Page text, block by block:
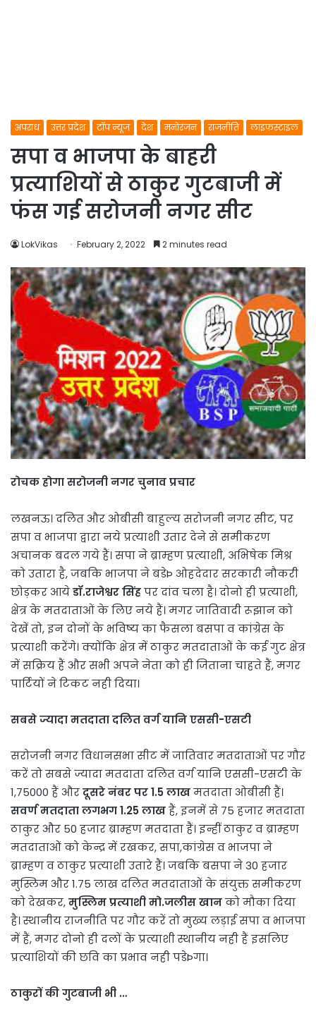
अपराध उत्तर प्रदेश टॉप न्यूज देश मनोरंजन राजनीति लाइफस्टाइल
सपा व भाजपा के बाहरी
प्रत्याशियों से ठाकुर गुटबाजी में
फंस गई सरोजनी नगर सीट
LokVikas February 2, 2022 2 minutes read
रोचक होगा सरोजनी नगर चुनाव प्रचार
लखनऊ। दलित और ओबीसी बाहुल्य सरोजनी नगर सीट, पर
सपा व भाजपा द्वारा नये प्रत्याशी उतार देने से समीकरण
अचानक बदल गये हैं। सपा ने ब्राम्हण प्रत्याशी, अभिषेक मिश्र
को उतारा है, जबकि भाजपा ने बडेÞ ओहदेदार सरकारी नौकरी
छोड़कर आयेडॉ.राजेश्वर सिंहपर दांव चला है। दोनो ही प्रत्याशी,
क्षेत्र के मतदाताओं के लिए नये हैं। मगर जातिवादी रूझान को
देखें तो, इन दोनों के भविष्य का फैसला बसपा व कांग्रेस के
प्रत्याशी करेंगे। क्योंकि क्षेत्र में ठाकुर मतदाताओं के कई गुट क्षेत्र
में सक्रिय हैं और सभी अपने नेता को ही जिताना चाहते हैं, मगर
पार्टियों ने टिकट नही दिया।
सबसे ज्यादा मतदाता दलित वर्ग यानि एससी-एसटी
सरोजनी नगर विधानसभा सीट में जातिवार मतदाताओं पर गौर
करें तो सबसे ज्यादा मतदाता दलित वर्ग यानि एससी-एसटी के
1,75000 हैं औरदूसरे नंबर पर 1.5 लाखमतदाता ओबीसी हैं।
सवर्ण मतदाता लगभग 1.25 लाखहैं, इनमें से 75 हजार मतदाता
ठाकुर और 50 हजार ब्राम्हण मतदाता हैं। इन्हीं ठाकुर व ब्राम्हण
मतदाताओं को केन्द्र में रखकर, सपा,कांग्रेस व भाजपा ने
ब्राम्हण व ठाकुर प्रत्याशी उतारे हैं। जबकि बसपा ने 30 हजार
मुस्लिम और 1.75 लाख दलित मतदाताओं के संयुक्त समीकरण
को देखकर,मुस्लिम प्रत्याशी मो.जलीस खानको मौका दिया
है। स्थानीय राजनीति पर गौर करें तो मुख्य लड़ाई सपा व भाजपा
में हैं, मगर दोनो ही दलों के प्रत्याशी स्थानीय नही हैं इसलिए
प्रत्याशियों की छवि का प्रभाव नही पडेÞगा।
ठाकुरों की गुटबाजी भी …